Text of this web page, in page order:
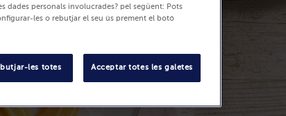
dades personals involucrades? pel següent: Pots
les o rebutjar el seu ús prement el botó
les totes Acceptar totes les galetes